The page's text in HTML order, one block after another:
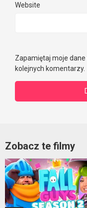
Website
Zapamiętaj moje
kolejnych komentarzy.
Zobacz te filmy